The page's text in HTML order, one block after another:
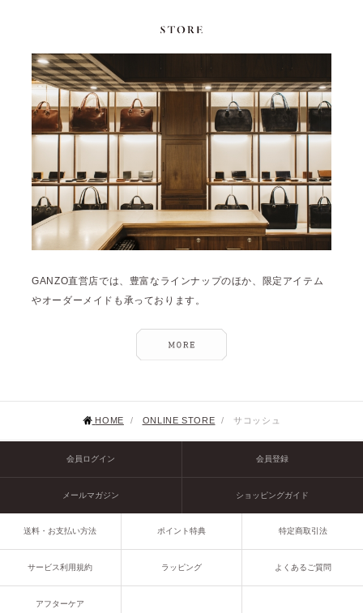
GANZO直営店では、豊富なラインナップのほか、限定アイテム
やオーダーメイドも承っております。
HOME / ONLINE STORE / サコッシュ
会員ログイン 会員登録
メールマガジン ショッピングガイド
送料・お支払い方法 ポイント特典 特定商取引法
サービス利用規約 ラッピング よくあるご質問
アフターケア